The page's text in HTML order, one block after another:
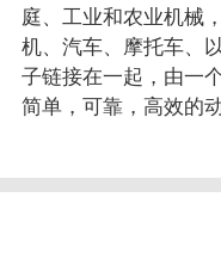
庭、工业和农业机械
机、汽车、摩托车、
子链接在一起，由一
简单，可靠，高效的